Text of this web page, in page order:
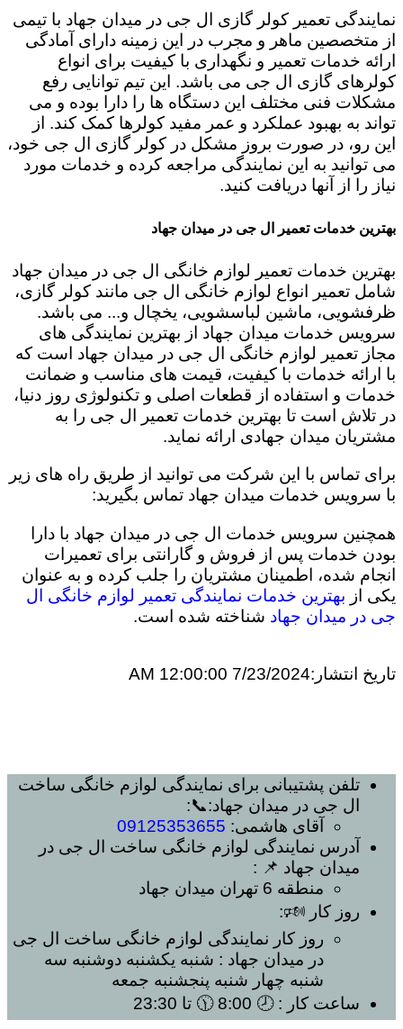
نمایندگی تعمیر کولر گازی ال جی در میدان جهاد با تیمی
از متخصصین ماهر و مجرب در این زمینه دارای آمادگی
ارائه خدمات تعمیر و نگهداری با کیفیت برای انواع
کولرهای گازی ال جی می باشد. این تیم توانایی رفع
مشکلات فنی مختلف این دستگاه ها را دارا بوده و می
تواند به بهبود عملکرد و عمر مفید کولرها کمک کند. از
این رو، در صورت بروز مشکل در کولر گازی ال جی خود،
می توانید به این نمایندگی مراجعه کرده و خدمات مورد
نیاز را از آنها دریافت کنید.
بهترین خدمات تعمیر ال جی در میدان جهاد
بهترین خدمات تعمیر لوازم خانگی ال جی در میدان جهاد
شامل تعمیر انواع لوازم خانگی ال جی مانند کولر گازی،
ظرفشویی، ماشین لباسشویی، یخچال و... می باشد.
سرویس خدمات میدان جهاد از بهترین نمایندگی های
مجاز تعمیر لوازم خانگی ال جی در میدان جهاد است که
با ارائه خدمات با کیفیت، قیمت های مناسب و ضمانت
خدمات و استفاده از قطعات اصلی و تکنولوژی روز دنیا،
در تلاش است تا بهترین خدمات تعمیر ال جی را به
مشتریان میدان جهادی ارائه نماید.
برای تماس با این شرکت می توانید از طریق راه های زیر
با سرویس خدمات میدان جهاد تماس بگیرید:
همچنین سرویس خدمات ال جی در میدان جهاد با دارا
بودن خدمات پس از فروش و گارانتی برای تعمیرات
انجام شده، اطمینان مشتریان را جلب کرده و به عنوان
یکی از بهترین خدمات نمایندگی تعمیر لوازم خانگی ال
جی در میدان جهاد شناخته شده است.
تاریخ انتشار:7/23/2024 12:00:00 AM
تلفن پشتیبانی برای نمایندگی لوازم خانگی ساخت
ال جی در میدان جهاد:📞:
آقای هاشمی: 09125353655
آدرس نمایندگی لوازم خانگی ساخت ال جی در
میدان جهاد 📌 :
منطقه 6 تهران
میدان جهاد
روز کار 🕬:
روز کار نمایندگی لوازم خانگی ساخت ال جی
در میدان جهاد : شنبه یکشنبه دوشنبه سه
شنبه چهار شنبه پنجشنبه جمعه
ساعت کار : 🕗 8:00 🕦 تا 23:30